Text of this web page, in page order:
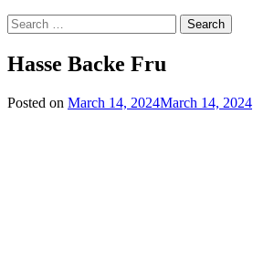
Search
for:
Hasse Backe Fru
Posted on March 14, 2024March 14, 2024